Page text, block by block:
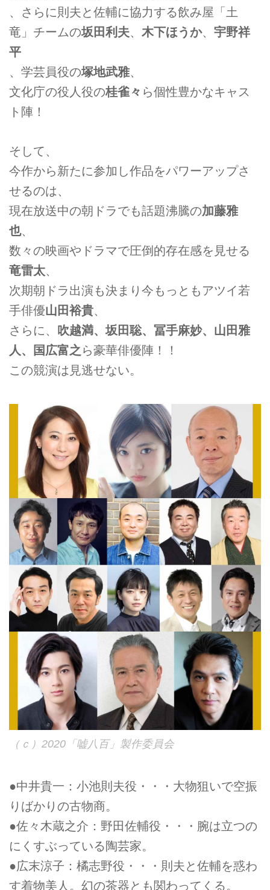
、さらに則夫と佐輔に協力する飲み屋「土
竜」チームの坂田利夫、 木下ほうか、 宇野祥
平
、学芸員役の塚地武雅、
文化庁の役人役の桂雀々 ら個性豊かなキャス
ト陣！
そして、
今作から新たに参加し作品をパワーアップさ
せるのは、
現在放送中の朝ドラでも話題沸騰の加藤雅
也、
数々の映画やドラマで圧倒的存在感を見せる
竜雷太、
次期朝ドラ出演も決まり今もっともアツイ若
手俳優山田裕貴、
さらに、 吹越満、坂田聡、冨手麻妙、山田雅
人、国広富之 ら豪華俳優陣！！
この競演は見逃せない。
（ｃ）2020「嘘八百」製作委員会
●中井貴一：小池則夫役・・・大物狙いで空振
りばかりの古物商。
●佐々木蔵之介：野田佐輔役・・・腕は立つの
にくすぶっている陶芸家。
●広末涼子：橘志野役・・・則夫と佐輔を惑わ
す着物美人。幻の茶器とも関わってくる。